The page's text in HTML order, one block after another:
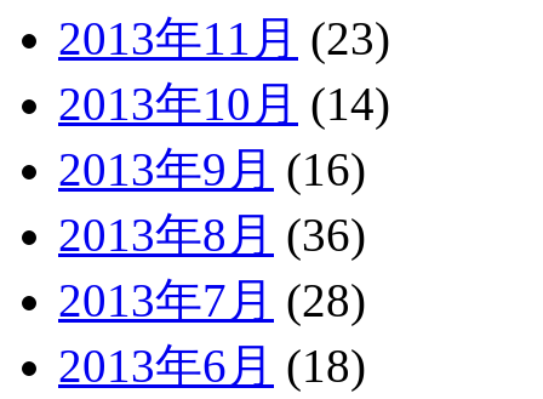
2013年11月 (23)
2013年10月 (14)
2013年9月 (16)
2013年8月 (36)
2013年7月 (28)
2013年6月 (18)